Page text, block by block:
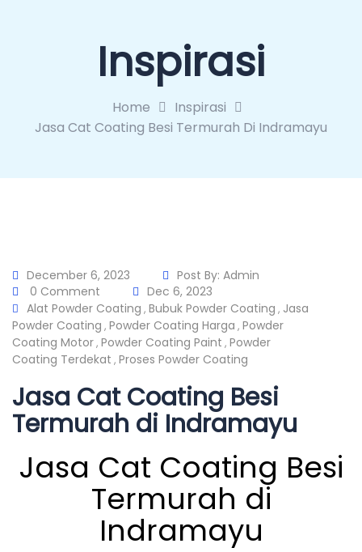
Inspirasi
Home
Inspirasi
Jasa Cat Coating Besi Termurah Di Indramayu
December 6, 2023 Post By: Admin
0 Comment
Dec 6, 2023
Alat Powder Coating , Bubuk Powder Coating , Jasa
Powder Coating , Powder Coating Harga , Powder
Coating Motor, Powder Coating Paint , Powder
Coating Terdekat , Proses Powder Coating
Jasa Cat Coating Besi
Termurah di Indramayu
Jasa Cat Coating Besi
Termurah di
Indramayu